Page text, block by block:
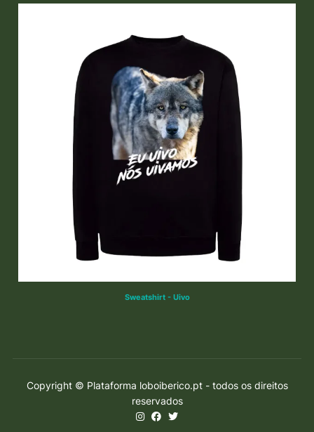
Sweatshirt - Uivo
Copyright © Plataforma loboiberico.pt - todos os direitos
reservados